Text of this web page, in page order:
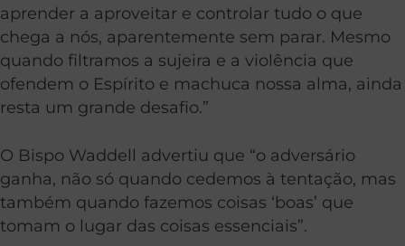
aprender a aproveitar e controlar tudo o que
chega a nós, aparentemente sem parar. Mesmo
quando filtramos a sujeira e a violência que
ofendem o Espírito e machuca nossa alma, ainda
resta um grande desafio.”
O Bispo Waddell advertiu que “o adversário
ganha, não só quando cedemos à tentação, mas
também quando fazemos coisas ‘boas’ que
tomam o lugar das coisas essenciais”.